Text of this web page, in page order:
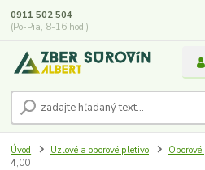
0911 502 504
(Po-Pia, 8-16 hod.)
Úvod Uzlové a oborové pletivo
4,00